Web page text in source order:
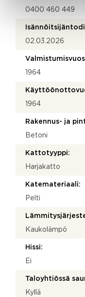
0400 460 449
02.03.2026
1964
1964
Rakennus- ja
Betoni
Kattotyyppi:
Harjakatto
Katemateriaali:
Pelti
Kaukolämpö
Hissi:
Ei
Taloyhtiössä
Kyllä